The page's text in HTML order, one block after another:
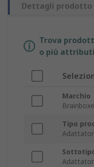
Dettagli prodotto
Trova
o più
Marchio
Tipo